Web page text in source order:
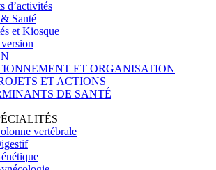
d’activités
Santé
et Kiosque
ET ORGANISATION
ET ACTIONS
DE SANTÉ
vertébrale